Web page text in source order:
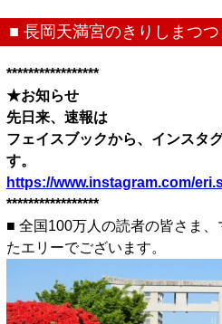
■ 長岡天満宮のきりしまつ
*****************
★お知らせ
先日来、速報は
フェイスブックから、インスタ
す。
https://www.instagram.com/
*****************
■ 全国100万人の読者の皆さま
たエリーでございます。